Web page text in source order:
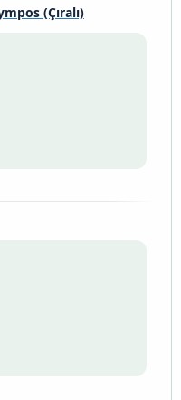
(Çıralı)